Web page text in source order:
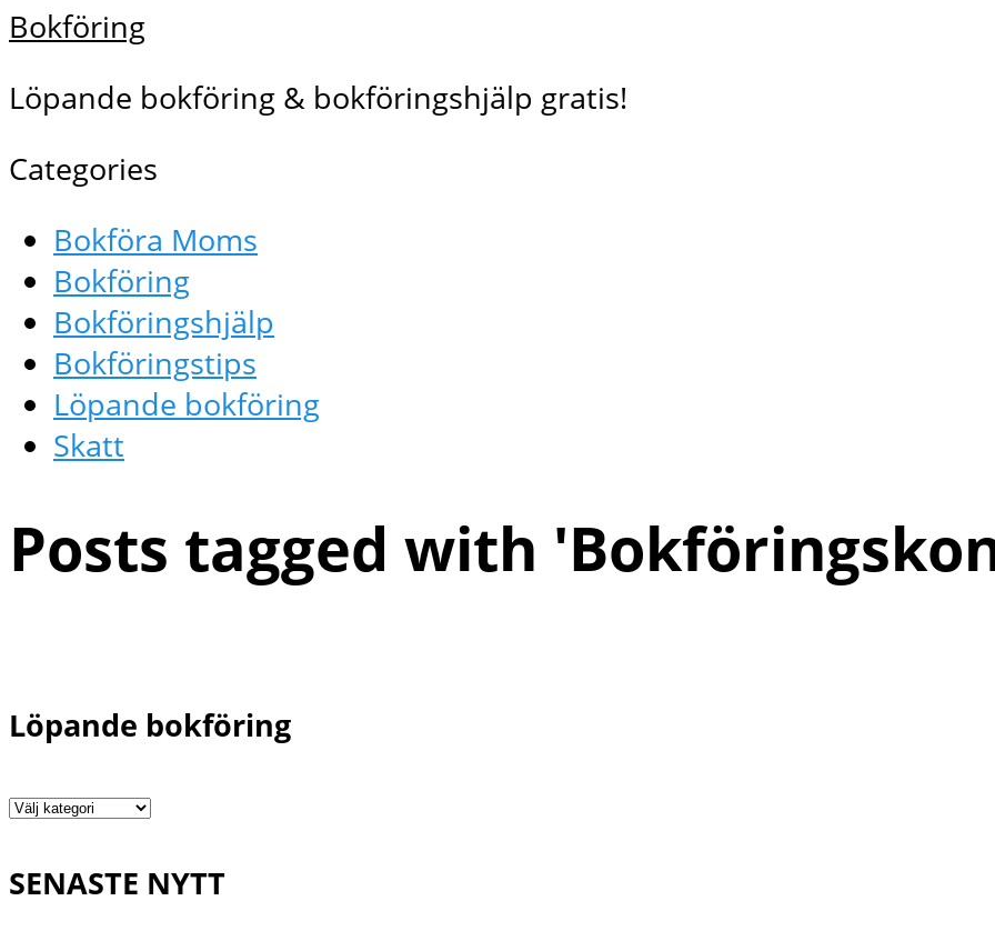
Bokföring
Löpande bokföring & bokföringshjälp gratis!
Categories
Bokföra Moms
Bokföring
Bokföringshjälp
Bokföringstips
Löpande bokföring
Skatt
Posts tagged with '
Löpande bokföring
Löpande
SENASTE NYTT